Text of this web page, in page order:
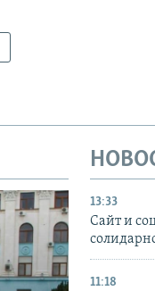
13:33
Сайт и
11:18